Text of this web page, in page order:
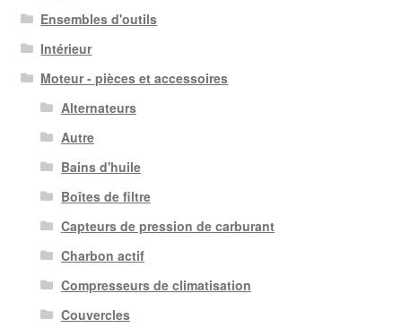
Ensembles d'outils
Intérieur
Moteur - pièces et accessoires
Alternateurs
Autre
Bains d'huile
Boîtes de filtre
Capteurs de pression de carburant
Charbon actif
Compresseurs de climatisation
Couvercles